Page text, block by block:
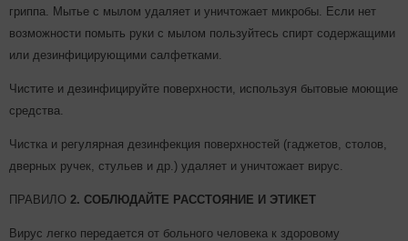
гриппа. Мытье с мылом удаляет и уничтожает микробы. Если нет
возможности помыть руки с мылом пользуйтесь спирт содержащими
или дезинфицирующими салфетками.
Чистите и дезинфицируйте поверхности, используя бытовые моющие
средства.
Чистка и регулярная дезинфекция поверхностей (гаджетов, столов,
дверных ручек, стульев и др.) удаляет и уничтожает вирус.
ПРАВИЛО 2. СОБЛЮДАЙТЕ РАССТОЯНИЕ И ЭТИКЕТ
Вирус легко передается от больного человека к здоровому